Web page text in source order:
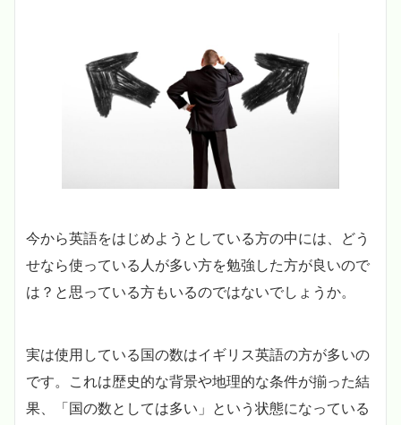
今から英語をはじめようとしている方の中には、どう
せなら使っている人が多い方を勉強した方が良いので
は？と思っている方もいるのではないでしょうか。
実は使用している国の数はイギリス英語の方が多いの
です。これは歴史的な背景や地理的な条件が揃った結
果、「国の数としては多い」という状態になっている